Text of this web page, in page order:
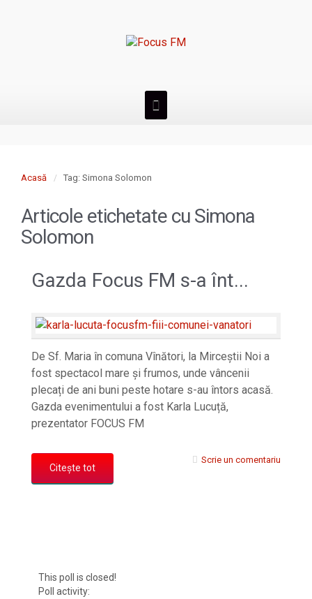
Acasă Tag: Simona Solomon
Articole etichetate cu Simona
Solomon
Gazda Focus FM s-a înt...
De Sf. Maria în comuna Vînători, la Mirceștii Noi a
fost spectacol mare și frumos, unde vâncenii
plecați de ani buni peste hotare s-au întors acasă.
Gazda evenimentului a fost Karla Lucuță,
prezentator FOCUS FM
Citește tot
Scrie un comentariu
This poll is closed!
Poll activity: